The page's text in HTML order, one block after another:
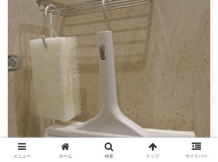
メニュー ホーム 検索 トップ サイドバー